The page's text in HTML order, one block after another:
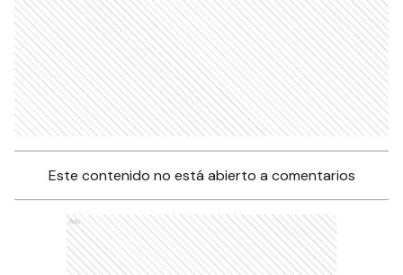
Este contenido no está abierto a comentarios
Ads